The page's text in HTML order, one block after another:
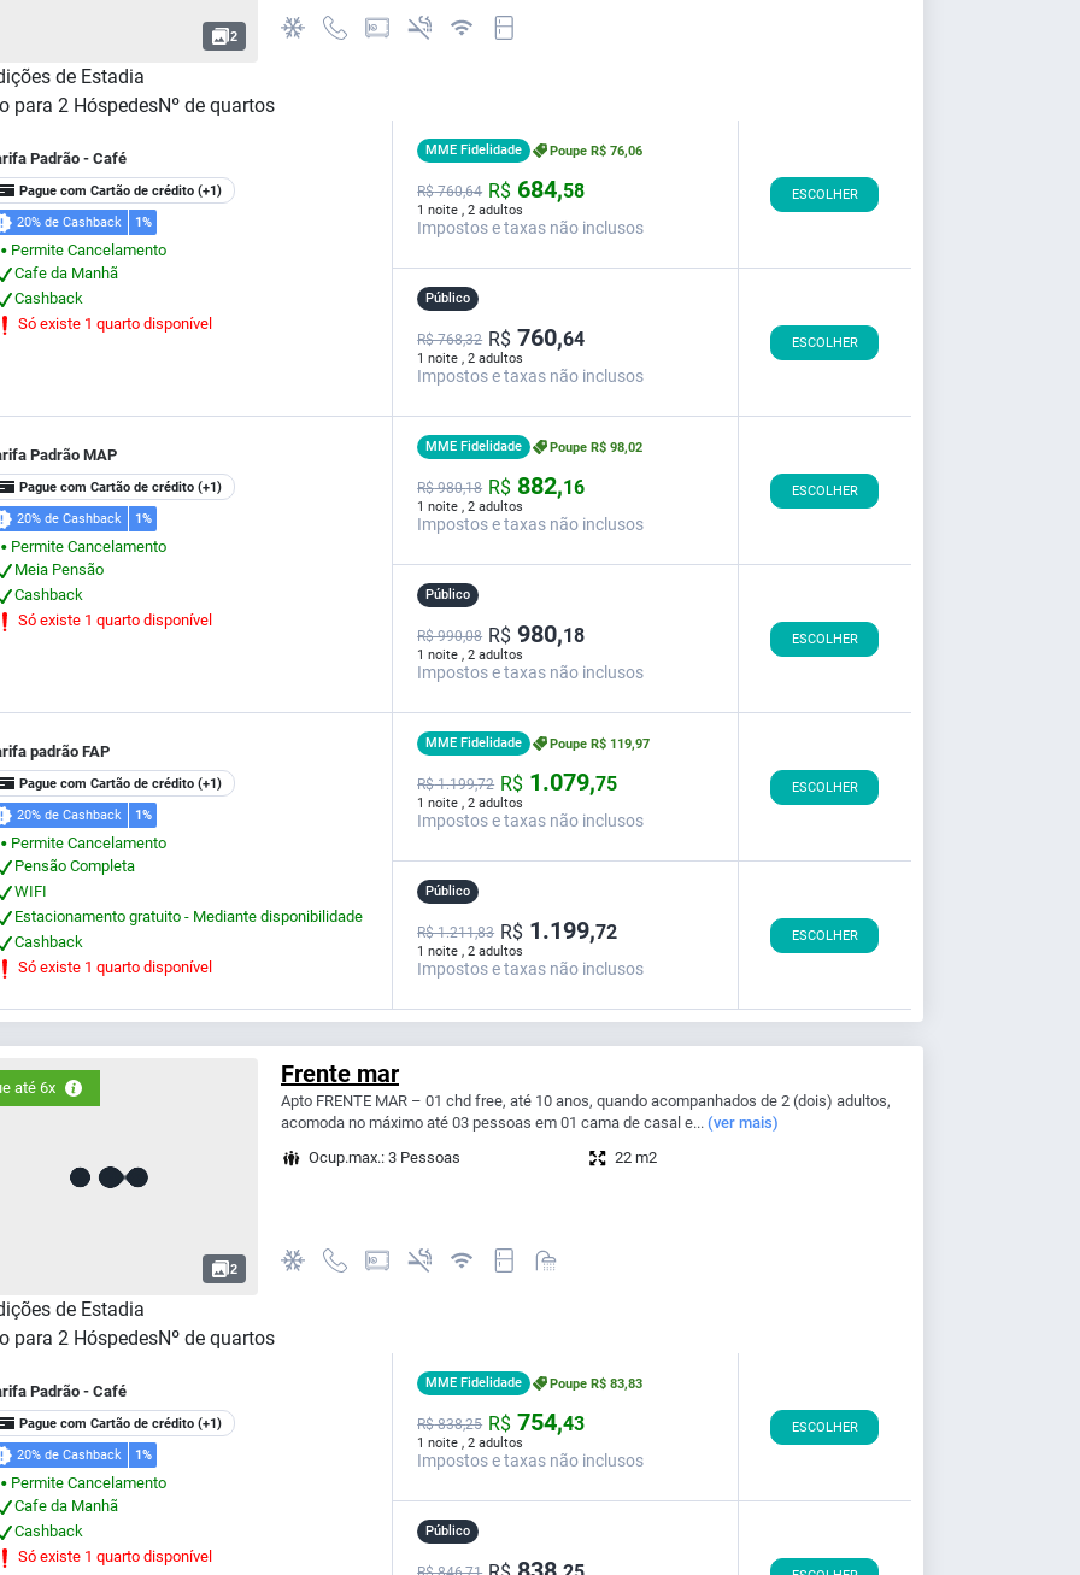
2
de Estadia
para 2 HóspedesNº de quartos
Padrão - Café
Pague com Cartão de crédito (+1)
20% de Cashback 1%
⬤
Permite Cancelamento
Cafe da Manhã
Cashback
Só existe 1 quarto disponível
MME Fidelidade PoupeR$ 76,06
1 noite , 2 adultos
R$760,64 R$ 684,58
Impostos e taxas não inclusos
ESCOLHER
Público
1 noite , 2 adultos
R$ 768,32 R$ 760,64
Impostos e taxas não inclusos
ESCOLHER
Padrão MAP
Pague com Cartão de crédito (+1)
20% de Cashback 1%
⬤
Permite Cancelamento
Meia Pensão
Cashback
Só existe 1 quarto disponível
MME Fidelidade PoupeR$ 98,02
1 noite , 2 adultos
R$980,18 R$ 882,16
Impostos e taxas não inclusos
ESCOLHER
Público
1 noite , 2 adultos
R$ 990,08 R$ 980,18
Impostos e taxas não inclusos
ESCOLHER
padrão FAP
Pague com Cartão de crédito (+1)
20% de Cashback 1%
⬤
Permite Cancelamento
Pensão Completa
WIFI
Estacionamento gratuito - Mediante disponibilidade
Cashback
Só existe 1 quarto disponível
MME Fidelidade PoupeR$ 119,97
1 noite , 2 adultos
R$1.199,72 R$ 1.079,75
Impostos e taxas não inclusos
ESCOLHER
Público
1 noite , 2 adultos
R$ 1.211,83 R$ 1.199,72
Impostos e taxas não inclusos
ESCOLHER
até 6x
2
Frente mar
Apto FRENTE MAR – 01 chd free, até 10 anos, quando acompanhados de 2 (dois) adultos,
acomoda no máximo até 03 pessoas em 01 cama de casal e... (ver mais)
Ocup.max.: 3 Pessoas
22 m2
de Estadia
para 2 HóspedesNº de quartos
Padrão - Café
Pague com Cartão de crédito (+1)
20% de Cashback 1%
⬤
Permite Cancelamento
Cafe da Manhã
Cashback
Só existe 1 quarto disponível
MME Fidelidade PoupeR$ 83,83
1 noite , 2 adultos
R$838,25 R$ 754,43
Impostos e taxas não inclusos
ESCOLHER
Público